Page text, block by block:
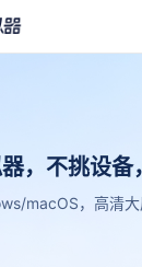
，不挑设备
macOS，高清